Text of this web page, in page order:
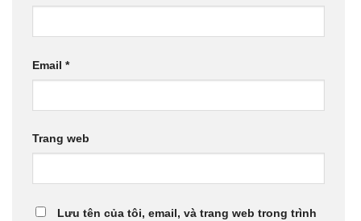
Email *
Trang web
Lưu tên của tôi, email, và trang web trong trình